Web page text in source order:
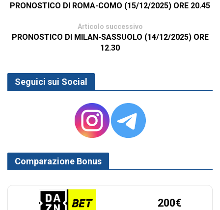
PRONOSTICO DI ROMA-COMO (15/12/2025) ORE 20.45
Articolo successivo
PRONOSTICO DI MILAN-SASSUOLO (14/12/2025) ORE
12.30
Seguici sui Social
Comparazione Bonus
200€